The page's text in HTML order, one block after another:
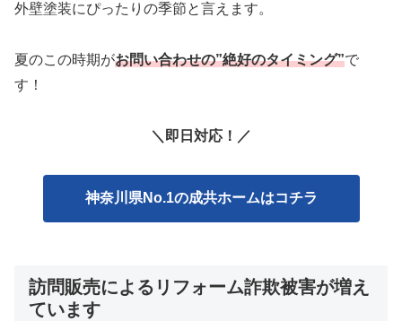
外壁塗装にぴったりの季節と言えます。
夏のこの時期がお問い合わせの”絶好のタイミング”で
す！
＼即日対応！／
神奈川県No.1の成共ホームはコチラ
訪問販売によるリフォーム詐欺被害が増え
ています